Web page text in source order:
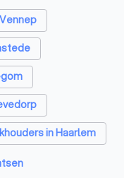
Hoofddorp
in Haarlem
in De Zilk